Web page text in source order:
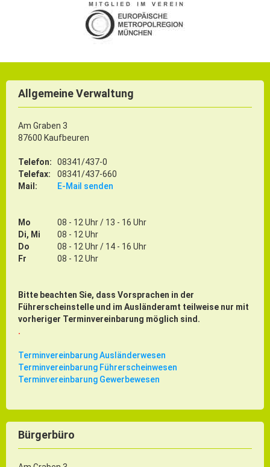
Allgemeine Verwaltung
Am Graben 3
87600 Kaufbeuren
Telefon:
08341/437-0
Telefax:
08341/437-660
Mail:
E-Mail senden
Mo
08 - 12 Uhr / 13 - 16 Uhr
Di, Mi
08 - 12 Uhr
Do
08 - 12 Uhr / 14 - 16 Uhr
Fr
08 - 12 Uhr
Bitte beachten Sie, dass Vorsprachen in der
Führerscheinstelle und im Ausländeramt teilweise nur mit
vorheriger Terminvereinbarung möglich sind.
.
Terminvereinbarung Ausländerwesen
Terminvereinbarung Führerscheinwesen
Terminvereinbarung Gewerbewesen
Bürgerbüro